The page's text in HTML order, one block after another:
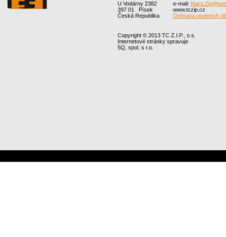
U Vodárny 2382
397 01 Písek
Česká Republika
e-mail:
www.tczip.cz
Ochrana osobních
Copyright © 2013 TC Z.I.P., o.s.
Internetové stránky spravuje
5Q, spol. s r.o.